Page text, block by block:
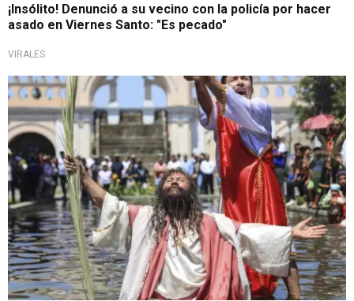
¡Insólito! Denunció a su vecino con la policía por hacer
asado en Viernes Santo: "Es pecado"
VIRALES
Festividad religiosa